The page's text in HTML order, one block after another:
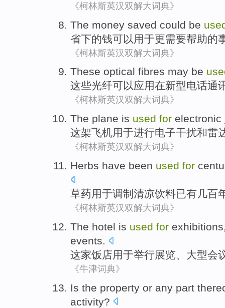
《柯林斯英汉双解大词典》
The money saved could be
省下的钱可以 用于更需要帮助的
《柯林斯英汉双解大词典》
These optical fibres may be
这些光纤可以应用在新型电话通
《柯林斯英汉双解大词典》
The plane is used for electronic
这架飞机用于进行电子干扰和雷
《柯林斯英汉双解大词典》
Herbs have been used for
草药用于调制 清凉饮料已有几百
《柯林斯英汉双解大词典》
The hotel is used for exhibitions
events.
这家饭店用于举行展览、 大型会
《牛津词典》
Is the property or any part
activity?